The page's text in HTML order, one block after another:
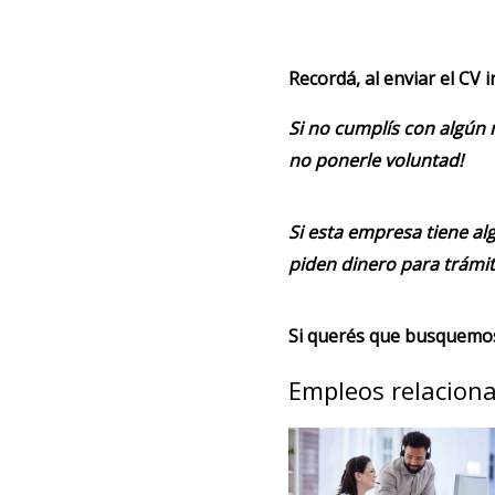
Recordá, al enviar el
Si no cumplís con algún
no ponerle voluntad!
Si esta empresa tiene
piden dinero para
Si querés que
Empleos